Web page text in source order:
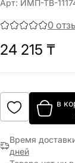
Арт: ИМП-ТВ-
0
24 215 ₸
в
Время
дней